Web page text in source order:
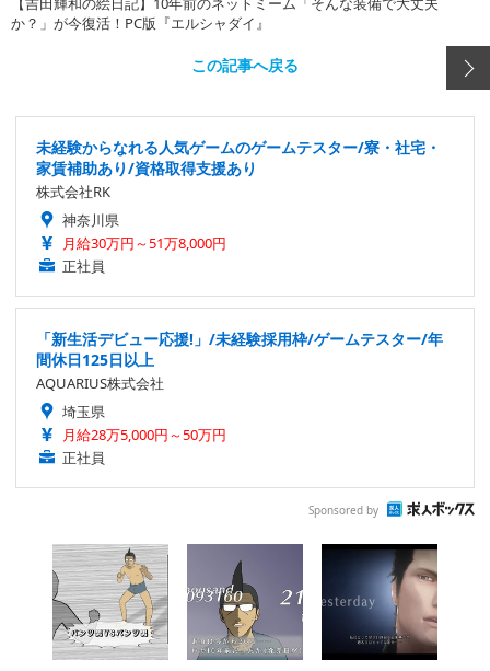
か？」が今復活！PC版『エルシャダイ』
この記事へ戻る
未経験からなれる人気ゲームのゲームテスター/寮・社宅・
家賃補助あり/資格取得支援あり
株式会社RK
神奈川県
月給30万円～51万8,000円
正社員
「新生活デビュー応援!」/未経験採用枠/ゲームテスター/年
間休日125日以上
AQUARIUS株式会社
埼玉県
月給28万5,000円～50万円
正社員
Sponsored by